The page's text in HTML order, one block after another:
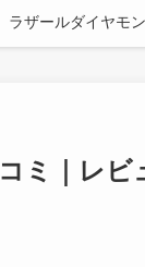
ラザールダイヤモ
ミ｜レビ